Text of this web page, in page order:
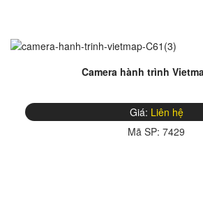
Camera hành trình
Giá: Liên hệ
Mã SP: 7429